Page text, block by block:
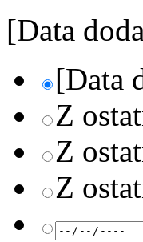
[Data
[Data
Z
Z
Z